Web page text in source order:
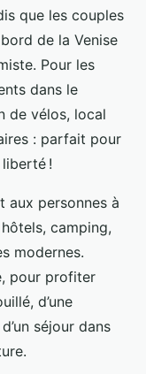
que les couples
de la Venise
Pour les
dans le
de vélos, local
: parfait pour
!
aux personnes à
camping,
modernes.
pour profiter
d’une
séjour dans